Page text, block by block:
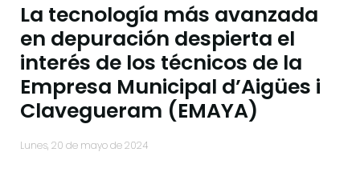
La tecnología más avanzada
en depuración despierta el
interés de los técnicos de la
Empresa Municipal d’Aigües i
Clavegueram (EMAYA)
lunes, 20 de mayo de 2024